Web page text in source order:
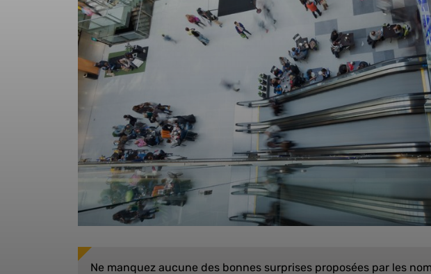
Ne manquez aucune des bonnes surprises proposées par les